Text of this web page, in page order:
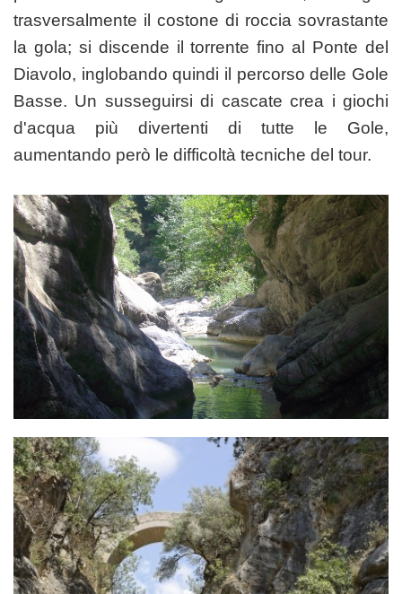
trasversalmente il costone di roccia sovrastante
la gola; si discende il torrente fino al Ponte del
Diavolo, inglobando quindi il percorso delle Gole
Basse. Un susseguirsi di cascate crea i giochi
d'acqua più divertenti di tutte le Gole,
aumentando però le difficoltà tecniche del tour.